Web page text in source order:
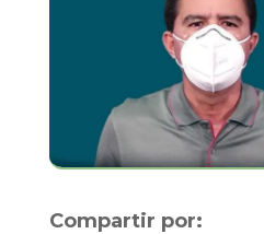
Compartir por: